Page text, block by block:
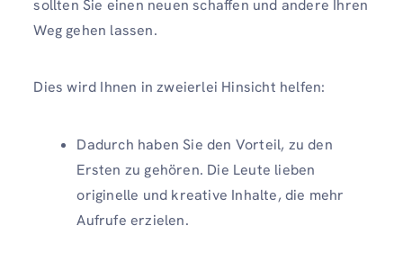
sollten Sie einen neuen schaffen und andere Ihren
Weg gehen lassen.
Dies wird Ihnen in zweierlei Hinsicht helfen:
Dadurch haben Sie den Vorteil, zu den
Ersten zu gehören. Die Leute lieben
originelle und kreative Inhalte, die mehr
Aufrufe erzielen.